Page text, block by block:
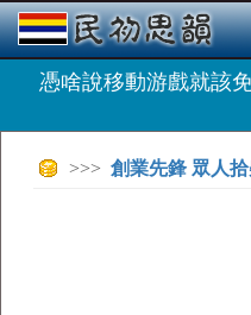
憑啥說移動游戲就該
>>> 創業先鋒 眾人